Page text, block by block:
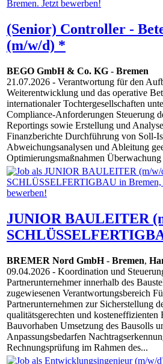
(Senior) Controller -
(m/w/d) *
BEGO GmbH & Co. KG - Bremen
21.07.2026 - Verantwortung für den
Weiterentwicklung und das operative
internationaler Tochtergesellschaften
Compliance-Anforderungen Steuerung
Reportings sowie Erstellung und
Finanzberichte Durchführung von Soll-
Abweichungsanalysen und Ableitung
Optimierungsmaßnahmen Überwachung
JUNIOR BAULEITER
BREMER Nord GmbH- Bremen,
09.04.2026 - Koordination und
Partnerunternehmer innerhalb des
zugewiesenen Verantwortungsbereich
Partnerunternehmen zur Sicherstellung
qualitätsgerechten und kosteneffizienten
Bauvorhaben Umsetzung des Bausolls
Anpassungsbedarfen
Rechnungsprüfung im Rahmen des...